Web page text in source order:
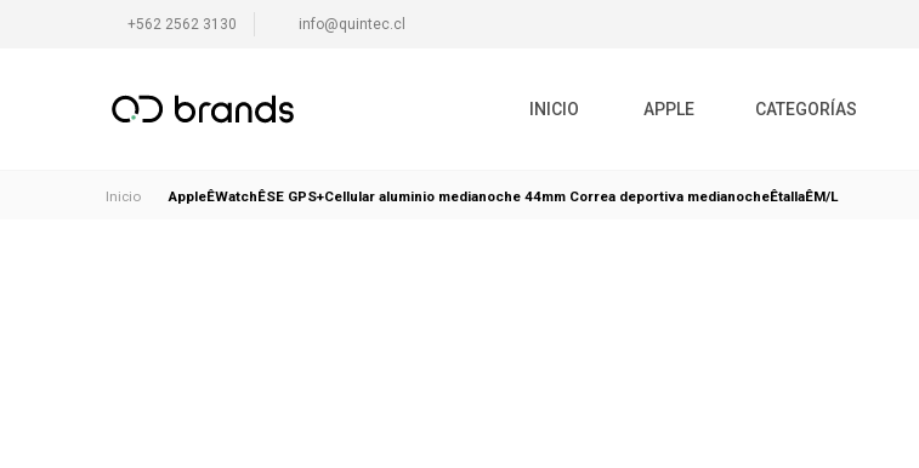
+562 2562 3130 info@quintec.cl
INICIO APPLE CATEGORÍAS
Inicio AppleÊWatchÊSE GPS+Cellular aluminio medianoche 44mm Correa deportiva medianocheÊtallaÊM/L